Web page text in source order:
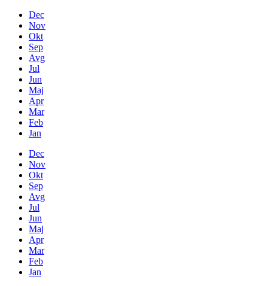
Dec
Nov
Okt
Sep
Avg
Jul
Jun
Maj
Apr
Mar
Feb
Jan
Dec
Nov
Okt
Sep
Avg
Jul
Jun
Maj
Apr
Mar
Feb
Jan